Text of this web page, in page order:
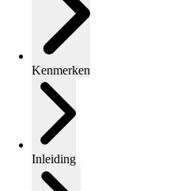
Kenmerken
Inleiding